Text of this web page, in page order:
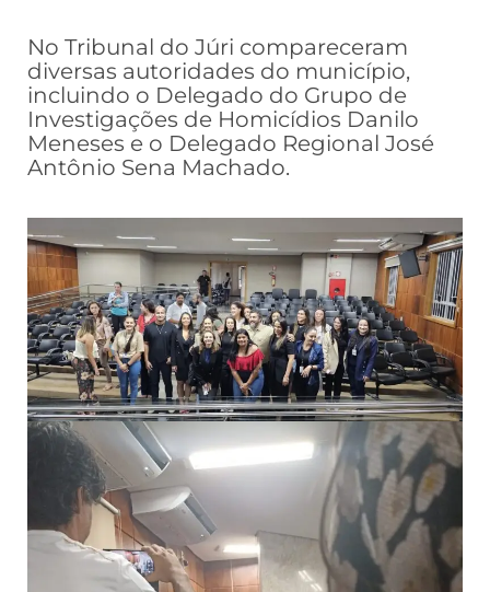
No Tribunal do Júri compareceram
diversas autoridades do município,
incluindo o Delegado do Grupo de
Investigações de Homicídios Danilo
Meneses e o Delegado Regional José
Antônio Sena Machado.